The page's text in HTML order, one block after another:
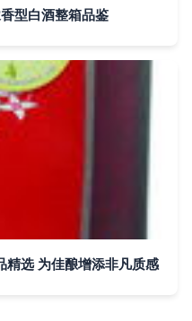
型白酒整箱品鉴
精选 为佳酿增添非凡质感